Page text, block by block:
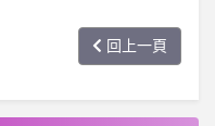
回上一頁